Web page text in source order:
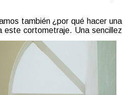
también ¿por qué hacer una
este cortometraje. Una sencillez